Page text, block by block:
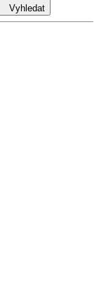
Vyhledat